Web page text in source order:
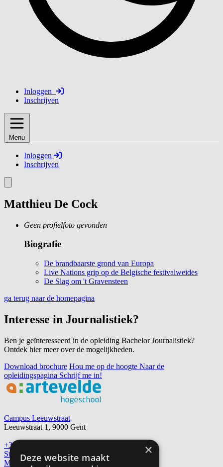
Inloggen
Inschrijven
Menu
Inloggen
Inschrijven
Matthieu De Cock
Geen profielfoto gevonden
Biografie
De brandbaarste grond van Europa
Live Nations grip op de Belgische festivalweides
De Slag om 't Gravensteen
ga terug naar de homepagina
Interesse in Journalistiek?
Ben je geïnteresseerd in de opleiding Bachelor Journalistiek?
Ontdek hier meer over de mogelijkheden.
Download brochure Hou me op de hoogte Naar de
opleidingspagina Schrijf me in!
Footer
Campus Leeuwstraat
Leeuwstraat 1, 9000 Gent
+32 9 234 72 00
Stuur een e-mail
Meld een technisch probleem
×
Deze website maakt